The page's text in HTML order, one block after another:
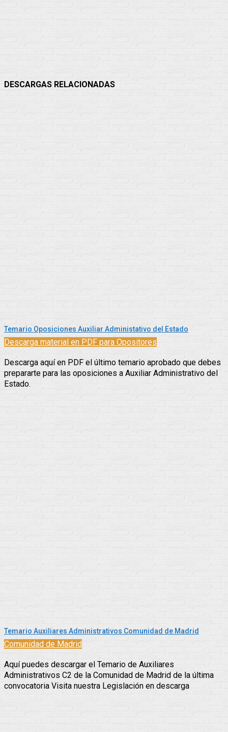
DESCARGAS RELACIONADAS
Temario Oposiciones Auxiliar Administativo del Estado
Descarga material en PDF para Opositores
Descarga aquí en PDF el último temario aprobado que debes
prepararte para las oposiciones a Auxiliar Administrativo del
Estado.
Temario Auxiliares Administrativos Comunidad de Madrid
Comunidad de Madrid
Aquí puedes descargar el Temario de Auxiliares
Administrativos C2 de la Comunidad de Madrid de la última